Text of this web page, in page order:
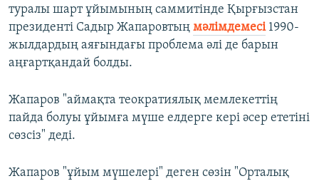
туралы шарт ұйымының саммитінде Қырғызстан
президенті Садыр Жапаровтың мәлімдемесі 1990-
жылдардың аяғындағы проблема әлі де барын
аңғартқандай болды.
Жапаров "аймақта теократиялық мемлекеттің
пайда болуы ұйымға мүше елдерге кері әсер ететіні
сөзсіз" деді.
Жапаров "ұйым мүшелері" деген сөзін "Орталық